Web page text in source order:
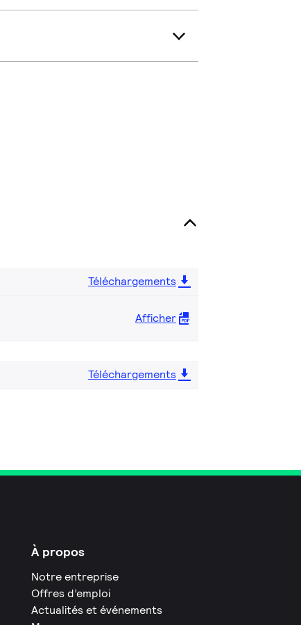
Téléchargements
Afficher
Téléchargements
À propos
Notre entreprise
Offres d’emploi
Actualités et événements